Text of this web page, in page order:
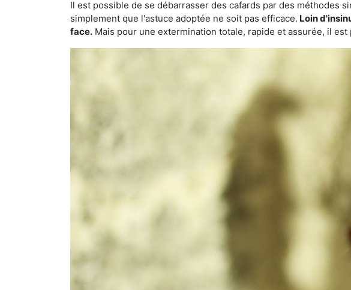
Il est possible de se débarrasser des cafards par des méthodes
simplement que l'astuce adoptée ne soit pas efficace. Loin
face. Mais pour une extermination totale, rapide et assurée, il